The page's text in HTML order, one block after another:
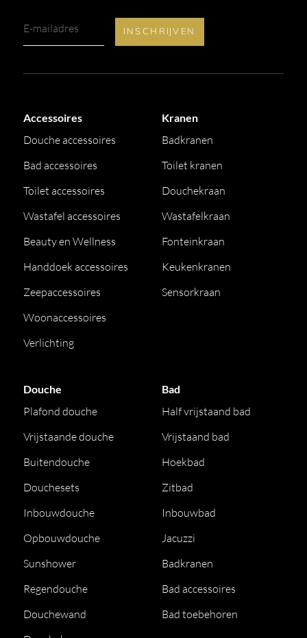
Accessoires
Douche accessoires
Bad accessoires
Toilet accessoires
Wastafel accessoires
Beauty en Wellness
Handdoek accessoires
Zeepaccessoires
Woonaccessoires
Verlichting
Kranen
Badkranen
Toilet kranen
Douchekraan
Wastafelkraan
Fonteinkraan
Keukenkranen
Sensorkraan
Douche
Plafond douche
Vrijstaande douche
Buitendouche
Douchesets
Inbouwdouche
Opbouwdouche
Sunshower
Regendouche
Douchewand
Bad
Half vrijstaand bad
Vrijstaand bad
Hoekbad
Zitbad
Inbouwbad
Jacuzzi
Badkranen
Bad accessoires
Bad toebehoren